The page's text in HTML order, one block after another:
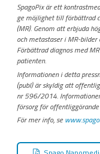
SpagoPix är ett
ge möjlighet till förbättrad
(MR). Genom att erbjuda
och metastaser i MR-
Förbättrad diagnos med
patienten.
Informationen i detta
(publ) är skyldig att
nr 596/2014.
försorg för
För mer info, se